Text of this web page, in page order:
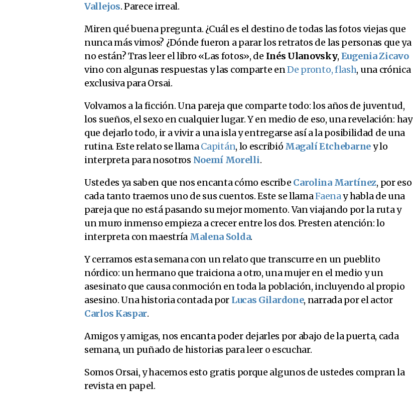
Vallejos. Parece irreal.
Miren qué buena pregunta. ¿Cuál es el destino de todas las fotos viejas que
nunca más vimos? ¿Dónde fueron a parar los retratos de las personas que ya
no están? Tras leer el libro «Las fotos», de Inés Ulanovsky, Eugenia Zicavo
vino con algunas respuestas y las comparte enDe pronto, flash, una crónica
exclusiva para Orsai.
Volvamos a la ficción. Una pareja que comparte todo: los años de juventud,
los sueños, el sexo en cualquier lugar. Y en medio de eso, una revelación: hay
que dejarlo todo, ir a vivir a una isla y entregarse así a la posibilidad de una
rutina. Este relato se llamaCapitán, lo escribió Magalí Etchebarney lo
interpreta para nosotros Noemí Morelli.
Ustedes ya saben que nos encanta cómo escribe Carolina Martínez, por eso
cada tanto traemos uno de sus cuentos. Este se llamaFaenay habla de una
pareja que no está pasando su mejor momento. Van viajando por la ruta y
un muro inmenso empieza a crecer entre los dos. Presten atención: lo
interpreta con maestría Malena Solda.
Y cerramos esta semana con un relato que transcurre en un pueblito
nórdico: un hermano que traiciona a otro, una mujer en el medio y un
asesinato que causa conmoción en toda la población, incluyendo al propio
asesino. Una historia contada por Lucas Gilardone, narrada por el actor
Carlos Kaspar.
Amigos y amigas, nos encanta poder dejarles por abajo de la puerta, cada
semana, un puñado de historias para leer o escuchar.
Somos Orsai, y hacemos esto gratis porque algunos de ustedes compran la
revista en papel.